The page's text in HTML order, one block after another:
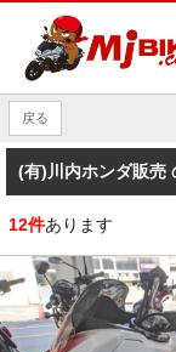
戻る
(有)川内ホンダ販売
12件あります